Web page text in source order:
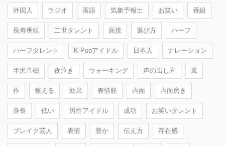
外国人 ラジオ 落語 気象予報士 お笑い 番組
長寿番組 二世タレント 面接 選び方 ハーフ
ハーフタレント K-Popアイドル 日本人 ナレーション
半沢直樹 夜泣き ウォーキング 声の出し方 嵐
作 整える 効果 表情筋 内面 内面磨き
身長 低い 男性アイドル 成功 お笑いタレント
ブレイク芸人 表情 豊か 伝え方 存在感